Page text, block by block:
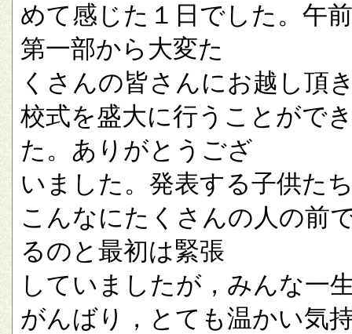
めて感じた１日でした。午
第一部から大変た
くさんの皆さんにお越し頂
校式を盛大に行うことがで
た。ありがとうござ
いました。発表する子供た
こんなにたくさんの人の前
るのと最初は緊張
していましたが，みんな一
がんばり，とても温かい気